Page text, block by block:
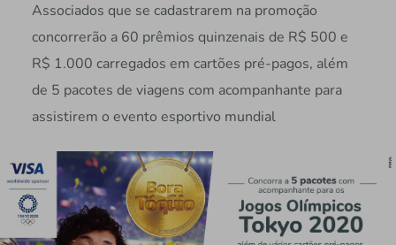
Associados que se cadastrarem na promoção
concorrerão a 60 prêmios quinzenais de R$ 500 e
R$ 1.000 carregados em cartões pré-pagos, além
de 5 pacotes de viagens com acompanhante para
assistirem o evento esportivo mundial